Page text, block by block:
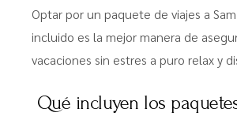
Optar por un paquete de viajes a
incluido es la mejor manera de
vacaciones sin estres a puro relax y
Qué incluyen los